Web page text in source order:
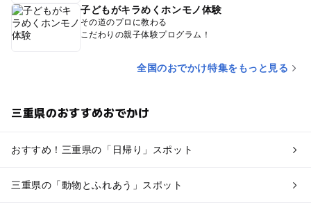
子どもがキラめくホンモノ体験
その道のプロに教わる
こだわりの親子体験プログラム！
全国のおでかけ特集をもっと見る
三重県のおすすめおでかけ
おすすめ！三重県の「日帰り」スポット
三重県の「動物とふれあう」スポット